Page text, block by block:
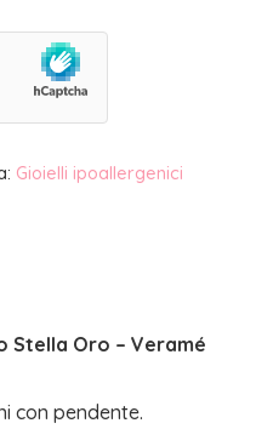
Gioielli ipoallergenici
Stella Oro – Veramé
con pendente.